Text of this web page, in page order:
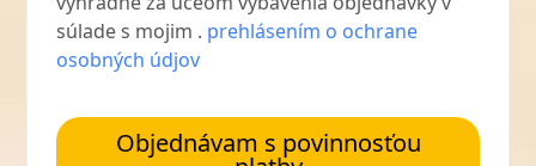
súlade s mojim . prehlásením o ochrane
osobných údjov
Objednávam s povinnosťou